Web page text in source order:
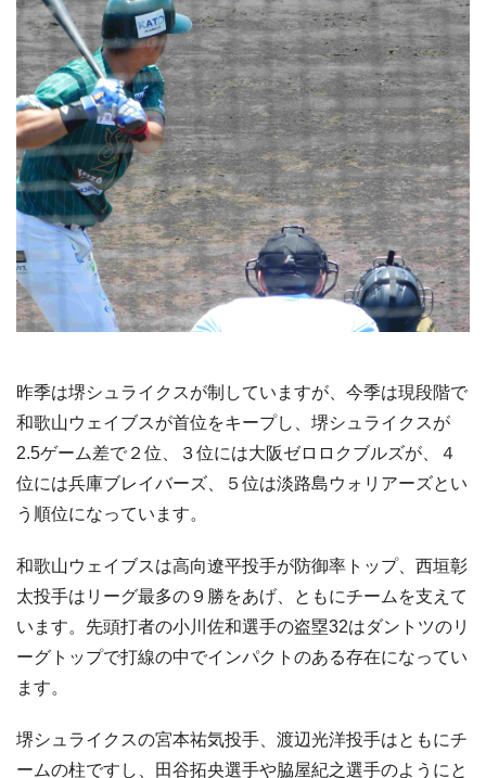
昨季は堺シュライクスが制していますが、今季は現段階で
和歌山ウェイブスが首位をキープし、堺シュライクスが
2.5ゲーム差で２位、３位には大阪ゼロロクブルズが、４
位には兵庫ブレイバーズ、５位は淡路島ウォリアーズとい
う順位になっています。
和歌山ウェイブスは高向遼平投手が防御率トップ、西垣彰
太投手はリーグ最多の９勝をあげ、ともにチームを支えて
います。先頭打者の小川佐和選手の盗塁32はダントツのリ
ーグトップで打線の中でインパクトのある存在になってい
ます。
堺シュライクスの宮本祐気投手、渡辺光洋投手はともにチ
ームの柱ですし、田谷拓央選手や脇屋紀之選手のようにと